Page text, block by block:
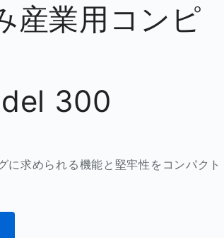
産業用コンピ
300
に求められる機能と堅牢性をコンパクト